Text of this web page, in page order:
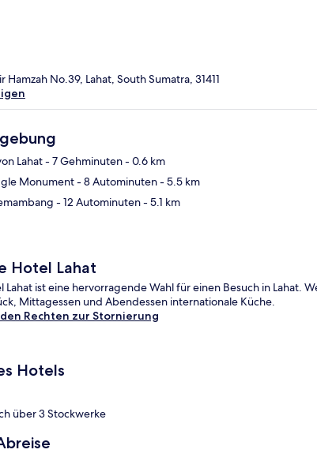
Hamzah No.39, Lahat, South Sumatra, 31411
Lahat- 7 Gehminuten- 0.6 km
Monument- 8 Autominuten- 5.5 km
- 12 Autominuten- 5.1 km
Hotel Lahat
Lahat ist eine hervorragende Wahl für einen Besuch in Lahat.
Mittagessen und Abendessen internationale Küche.
Rechten zur Stornierung
Hotels
über 3 Stockwerke